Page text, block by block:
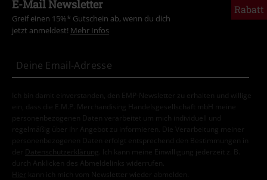
Rabatt
E-Mail Newsletter
Greif einen 15%* Gutschein ab, wenn du dich
jetzt anmeldest! Mehr Infos
Ich bin damit einverstanden, den EMP-Newsletter zu erhalten und willige
ein, dass die E.M.P. Merchandising Handelsgesellschaft mbH meine
personenbezogenen Daten verarbeitet um mich individuell und
regelmäßig über ihr Angebot zu informieren. Die Verarbeitung meiner
personenbezogenen Daten erfolgt entsprechend den Bestimmungen in
der
Datenschutzerklärung
. Ich kann meine Einwilligung jederzeit z. B.
durch Anklicken des Abmeldelinks widerrufen.
Hier kann ich mich vom Newsletter wieder abmelden.